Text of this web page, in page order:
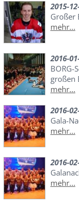
2015-
Großer
mehr...
2016-
BORG-
großen
mehr...
2016-
Gala-
mehr...
2016-
mehr...